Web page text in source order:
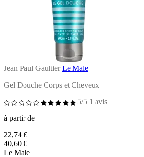
Jean Paul Gaultier Le Male
Gel Douche Corps et Cheveux
5/5 1 avis
à partir de
22,74 €
40,60 €
Le Male